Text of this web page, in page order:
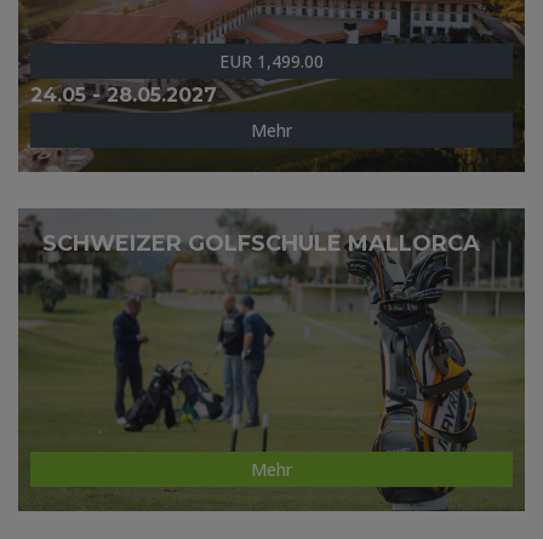
EUR 1,499.00
24.05 - 28.05.2027
Mehr
SCHWEIZER GOLFSCHULE MALLORCA
Mehr